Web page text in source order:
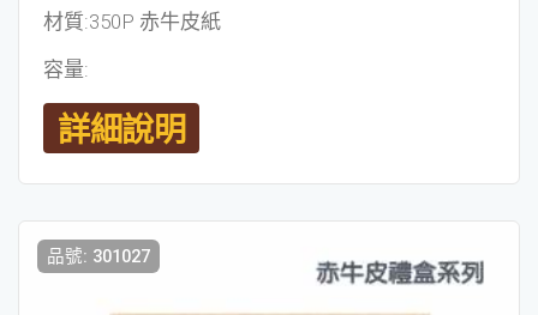
材質:350P 赤牛皮紙
容量:
詳細說明
品號: 301027